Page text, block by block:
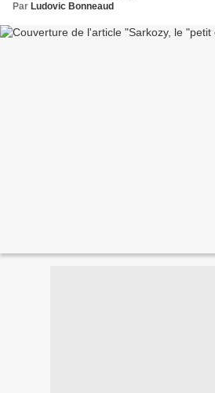
Par Ludovic Bonneaud